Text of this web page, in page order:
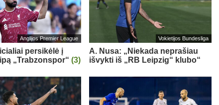
Anglijos Premier League
persikėlė į
„Trabzonspor“(3)
Vokietijos Bundesliga
A. Nusa: „Niekada neprašiau
išvykti iš „RB Leipzig“ klubo“